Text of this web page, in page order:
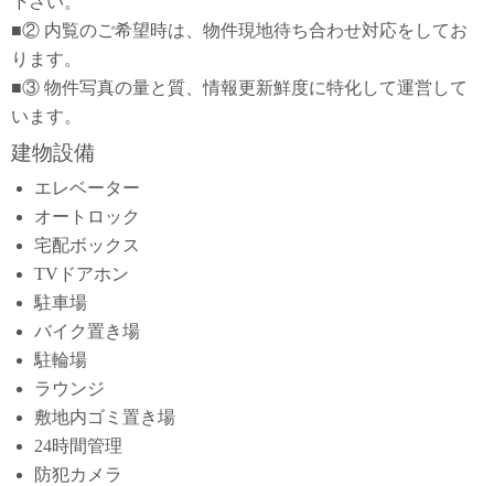
■② 内覧のご希望時は、物件現地待ち合わせ対応をしてお
ります。
■③ 物件写真の量と質、情報更新鮮度に特化して運営して
います。
建物設備
エレベーター
オートロック
宅配ボックス
TVドアホン
駐車場
バイク置き場
駐輪場
ラウンジ
敷地内ゴミ置き場
24時間管理
防犯カメラ